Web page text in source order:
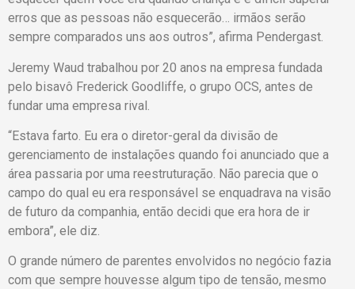
erros que as pessoas não esquecerão… irmãos serão
sempre comparados uns aos outros”, afirma Pendergast.
Jeremy Waud trabalhou por 20 anos na empresa fundada
pelo bisavô Frederick Goodliffe, o grupo OCS, antes de
fundar uma empresa rival.
“Estava farto. Eu era o diretor-geral da divisão de
gerenciamento de instalações quando foi anunciado que a
área passaria por uma reestruturação. Não parecia que o
campo do qual eu era responsável se enquadrava na visão
de futuro da companhia, então decidi que era hora de ir
embora”, ele diz.
O grande número de parentes envolvidos no negócio fazia
com que sempre houvesse algum tipo de tensão, mesmo